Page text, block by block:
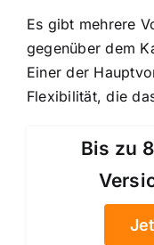
Es gibt mehrere
gegenüber dem
Einer der
Flexibilität, die
Bis zu